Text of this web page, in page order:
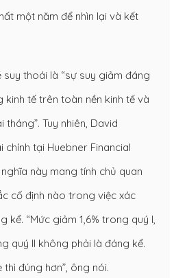
một năm để nhìn lại và kết
suy thoái là “sự suy giảm đáng
tế trên toàn nền kinh tế và
Tuy nhiên, David
chính tại Huebner Financial
này mang tính chủ quan
cố định nào trong việc xác
kể. “Mức giảm 1,6% trong quý I,
quý II không phải là đáng kể.
đúng hơn”, ông nói.